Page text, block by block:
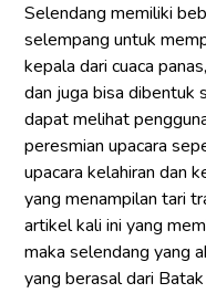
Selendang memiliki
selempang untuk
kepala dari cuaca
dan juga bisa dibentuk
dapat melihat
peresmian upacara
upacara kelahiran dan
yang menampilan tari
artikel kali ini yang
maka selendang yang
yang berasal dari